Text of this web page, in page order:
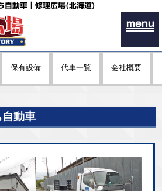
自動車｜修理広場(北海道)
menu
保有設備 代車一覧 会社概要
動車